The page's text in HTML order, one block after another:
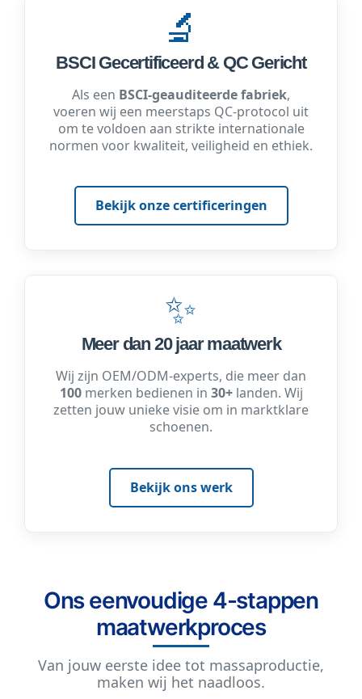
🔬
BSCI Gecertificeerd & QC Gericht
Als een BSCI-geauditeerde fabriek,
voeren wij een meerstaps QC-protocol uit
om te voldoen aan strikte internationale
normen voor kwaliteit, veiligheid en ethiek.
Bekijk onze certificeringen
✨
Meer dan 20 jaar maatwerk
Wij zijn OEM/ODM-experts, die meer dan
100merken bedienen in 30+landen. Wij
zetten jouw unieke visie om in marktklare
schoenen.
Bekijk ons werk
Ons eenvoudige 4-stappen
maatwerkproces
Van jouw eerste idee tot massaproductie,
maken wij het naadloos.